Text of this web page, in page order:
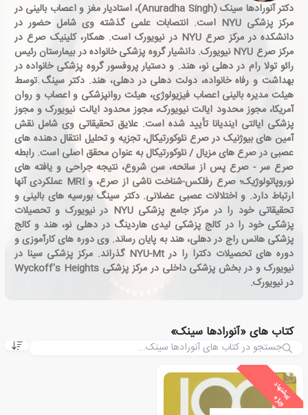
دکتر آنورادها سینک (Anuradha Singh)، استادیار مغز و اعصاب بالینی در
مرکز پزشکی NYU است. انتصابات علمی گذشته وی شامل حضور در
دانشکده در مرکز صرع NYU در نیویورک است. همکار، کلینیک صرع در
مرکز صرع NYU نیویورک. دانشیار گروه پزشکی خانواده در بیمارستان رئیس
رائو تولا رام در دهلی نو، هند. و دستیار پروفسور گروه پزشکی خانواده در
بهداشت و رفاه خانواده، دولت دهلی در دهلی، هند. دکتر سینگ توسط
هیئت مدیره بالینی اعصاب فیزیولوژی، هیئت روانپزشکی و اعصاب و روان
آمریکا، مجوز محدود ایالت نیویورک، مجوز محدود ایالت نیویورک و مجوز
پزشکی ایالتی ایندیانا تأیید شده است. علایق تحقیقاتی وی شامل نقش
آمین های بیوژنیک در صرع نئوکورتیکال، تجزیه و تحلیل انتقال دهنده های
عصبی در صرع های مزیال / نئوکورتیکال به عنوان محقق اصلی است. رابطه
صرع سر - صرع پس از سانحه، سن شروع، نتیجه جراحی و یافته های
نوروپاتولوژیک؛ صرع رفلکس-شناخت ناشی از صرع، و MRI عملکردی آنها
ارتباط دارد. و اختلالات عصبی عضلانی. دکتر سینگ بورسیه های بالینی و
تحقیقاتی خود را در مرکز جامع پزشکی NYU در نیویورک و تحصیلات
پزشکی خود را در کالج پزشکی لیدی هاردینگ در دهلی نو، هند و کالج
پزشکی هانس راج در دهلی، هند به پایان رساند. وی دوره های کارآموزی و
دوره های تحصیلات دکترا را در NYU-Mt گذراند. مرکز پزشکی سینا در
نیویورک و در بخش پزشکی داخلی در مرکز پزشکی Wyckoff's Heights
در نیویورک.
کتاب های «آنورادها سینک»
پ
ی
ش
ن
ه
ا
د
و
ی
ژ
ه